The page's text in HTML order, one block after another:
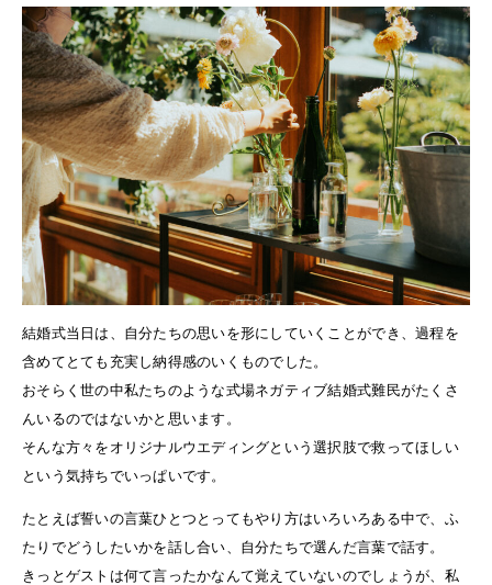
結婚式当日は、自分たちの思いを形にしていくことができ、過程を
含めてとても充実し納得感のいくものでした。
おそらく世の中私たちのような式場ネガティブ結婚式難民がたくさ
んいるのではないかと思います。
そんな方々をオリジナルウエディングという選択肢で救ってほしい
という気持ちでいっぱいです。
たとえば誓いの言葉ひとつとってもやり方はいろいろある中で、ふ
たりでどうしたいかを話し合い、自分たちで選んだ言葉で話す。
きっとゲストは何て言ったかなんて覚えていないのでしょうが、私